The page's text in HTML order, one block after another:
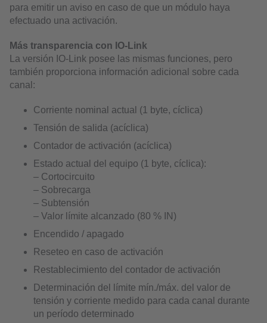
para emitir un aviso en caso de que un módulo haya
efectuado una activación.
Más transparencia con IO-Link
La versión IO-Link posee las mismas funciones, pero
también proporciona información adicional sobre cada
canal:
Corriente nominal actual (1 byte, cíclica)
Tensión de salida (acíclica)
Contador de activación (acíclica)
Estado actual del equipo (1 byte, cíclica):
– Cortocircuito
– Sobrecarga
– Subtensión
– Valor límite alcanzado (80 % IN)
Encendido / apagado
Reseteo en caso de activación
Restablecimiento del contador de activación
Determinación del límite mín./máx. del valor de
tensión y corriente medido para cada canal durante
un período determinado